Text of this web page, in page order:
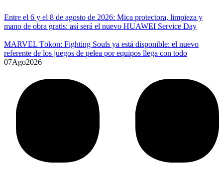
Entre el 6 y el 8 de agosto de 2026: Mica protectora, limpieza y
mano de obra gratis: así será el nuevo HUAWEI Service Day
MARVEL Tōkon: Fighting Souls ya está disponible: el nuevo
referente de los juegos de pelea por equipos llega con todo
07Ago2026